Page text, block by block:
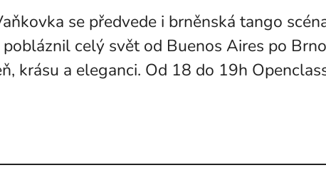
se předvede i brněnská tango
celý svět od Buenos Aires po
krásu a eleganci. Od 18 do 19h